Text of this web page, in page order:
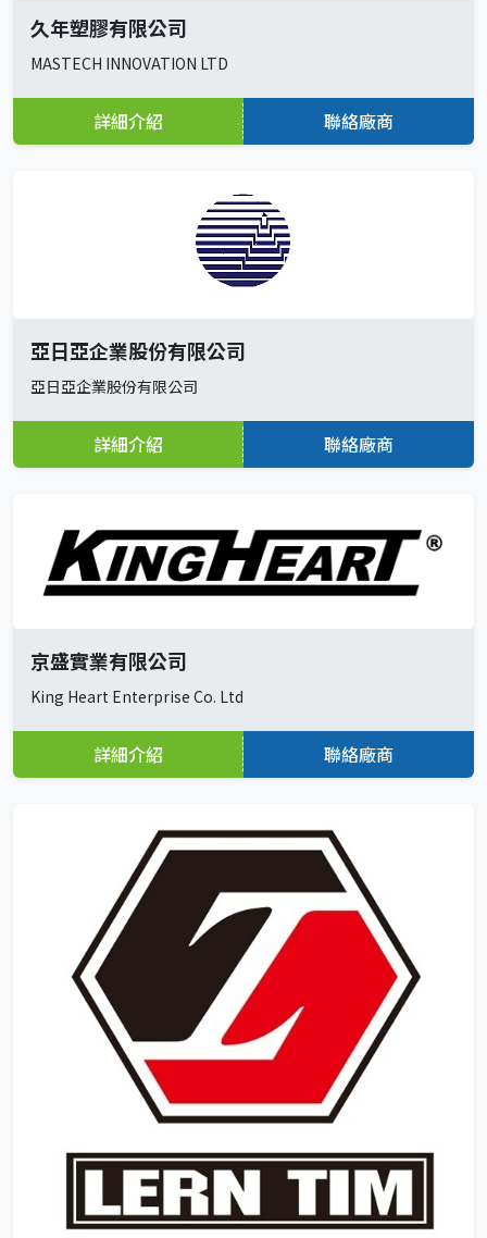
久年塑膠有限公司
MASTECH INNOVATION LTD
詳細介紹 聯絡廠商
亞日亞企業股份有限公司
亞日亞企業股份有限公司
詳細介紹 聯絡廠商
京盛實業有限公司
King Heart Enterprise Co. Ltd
詳細介紹 聯絡廠商